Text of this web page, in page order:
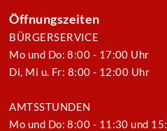
Öffnungszeiten
BÜRGERSERVICE
Mo und Do: 8:00 - 17:00 Uhr
Di, Mi u. Fr: 8:00 - 12:00 Uhr
AMTSSTUNDEN
Mo und Do: 8:00 - 11:30 und